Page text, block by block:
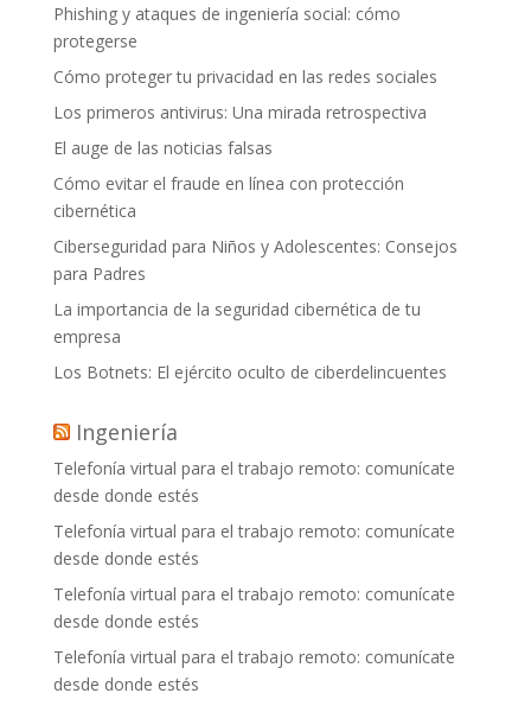
Phishing y ataques de ingeniería social: cómo
protegerse
Cómo proteger tu privacidad en las redes sociales
Los primeros antivirus: Una mirada retrospectiva
El auge de las noticias falsas
Cómo evitar el fraude en línea con protección
cibernética
Ciberseguridad para Niños y Adolescentes: Consejos
para Padres
La importancia de la seguridad cibernética de tu
empresa
Los Botnets: El ejército oculto de ciberdelincuentes
Ingeniería
Telefonía virtual para el trabajo remoto: comunícate
desde donde estés
Telefonía virtual para el trabajo remoto: comunícate
desde donde estés
Telefonía virtual para el trabajo remoto: comunícate
desde donde estés
Telefonía virtual para el trabajo remoto: comunícate
desde donde estés